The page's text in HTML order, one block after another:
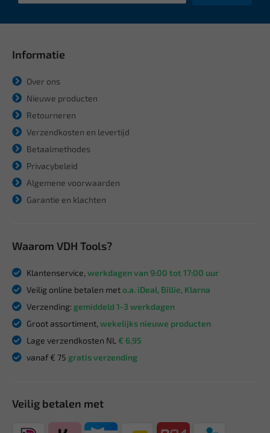
Informatie
Over ons
Nieuwe producten
Retourneren
Verzendkosten en levertijd
Betaalmethodes
Privacybeleid
Algemene voorwaarden
Garantie en klachten
Waarom VDH Tools?
Klantenservice, werkdagen van 9:00 tot 17:00 uur
Veilig online betalen meto.a. iDeal, Billie, Klarna
Verzending: gemiddeld 1-3 werkdagen
Groot assortiment, wekelijks nieuwe producten
Lage verzendkosten NL € 6,95
vanaf € 75 gratis verzending
Veilig betalen met